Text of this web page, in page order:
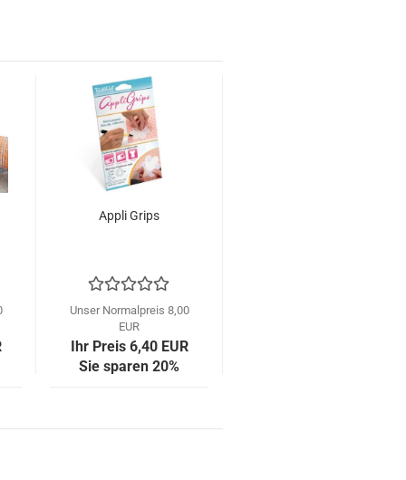
Appli Grips
Unser Normalpreis 8,00
EUR
Ihr Preis 6,40 EUR
Sie sparen 20%